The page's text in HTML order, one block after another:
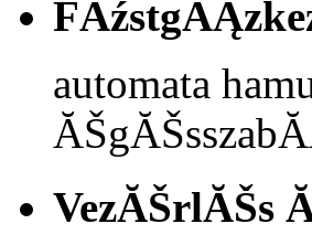
automata
VezĂŠrlĂŠs